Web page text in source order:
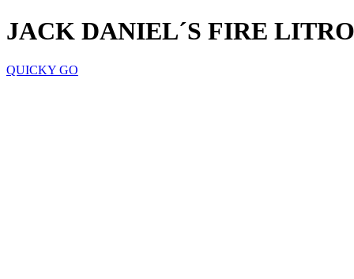
JACK DANIEL´S FIRE LITRO
QUICKY GO